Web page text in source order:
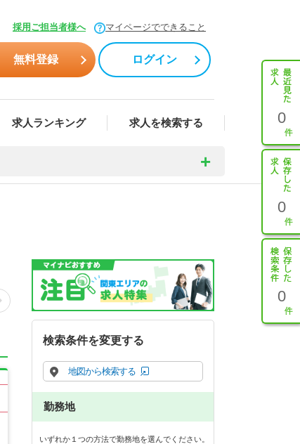
採用ご担当者様へ マイページでできること
無料登録 ログイン
求人ランキング 求人を検索する 0
0
0
検索条件を変更する
地図から検索する
勤務地
いずれか１つの方法で勤務地を選んでください。